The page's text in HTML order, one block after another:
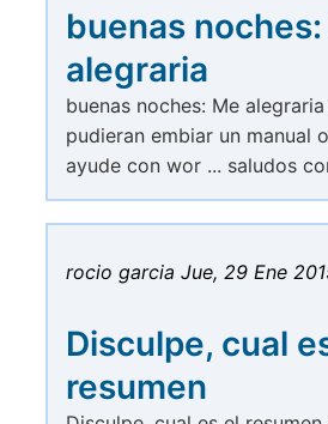
buenas
alegraria
buenas noches: Me
pudieran embiar un manual
ayude con wor ... saludos
rocio garcia Jue, 29 Ene
Disculpe, cual
resumen